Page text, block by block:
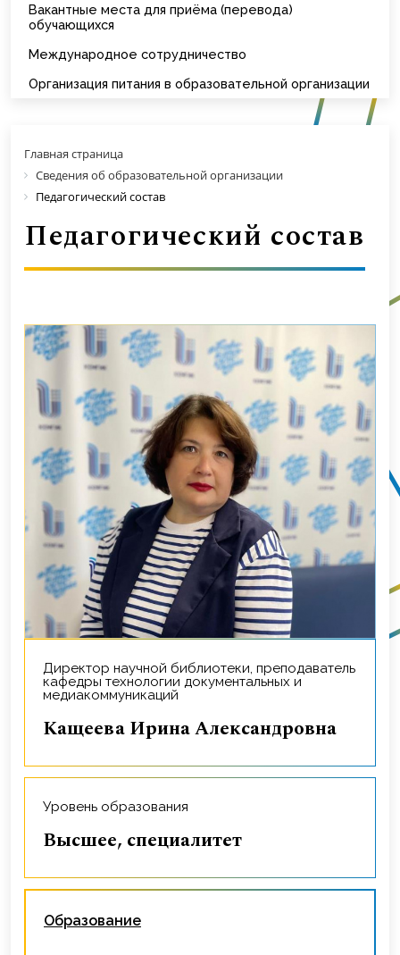
Вакантные места для приёма (перевода)
обучающихся
Международное сотрудничество
Организация питания в образовательной организации
Главная страница
Сведения об образовательной организации
Педагогический состав
Педагогический состав
Директор научной библиотеки, преподаватель
кафедры технологии документальных и
медиакоммуникаций
Кащеева Ирина Александровна
Уровень образования
Высшее, специалитет
Образование